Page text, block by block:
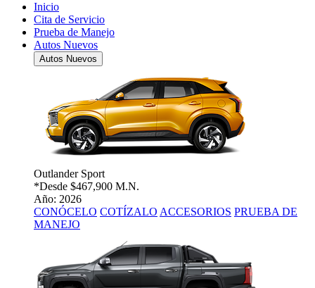
Inicio
Cita de Servicio
Prueba de Manejo
Autos Nuevos
Autos Nuevos
Outlander Sport
*Desde $467,900 M.N.
Año: 2026
CONÓCELO COTÍZALO ACCESORIOS PRUEBA DE
MANEJO